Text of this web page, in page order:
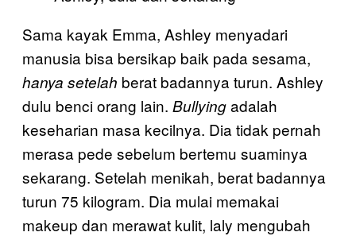
Sama kayak Emma, Ashley menyadari
manusia bisa bersikap baik pada sesama,
hanya setelah berat badannya turun. Ashley
dulu benci orang lain. Bullyingadalah
keseharian masa kecilnya. Dia tidak pernah
merasa pede sebelum bertemu suaminya
sekarang. Setelah menikah, berat badannya
turun 75 kilogram. Dia mulai memakai
makeup dan merawat kulit, laly mengubah